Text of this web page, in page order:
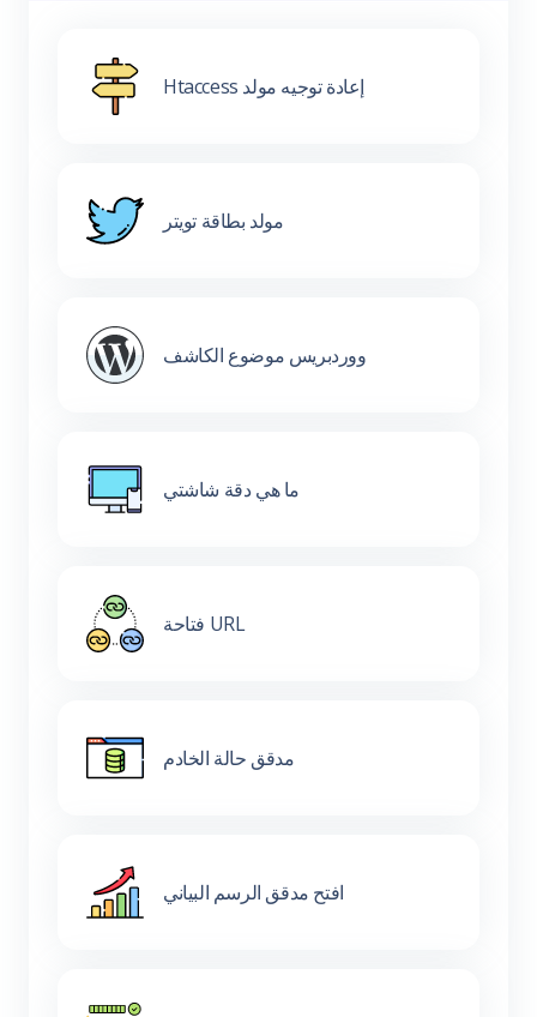
Htaccess إعادة توجيه مولد
مولد بطاقة تويتر
ووردبريس موضوع الكاشف
ما هي دقة شاشتي
فتاحة URL
مدقق حالة الخادم
افتح مدقق الرسم البياني